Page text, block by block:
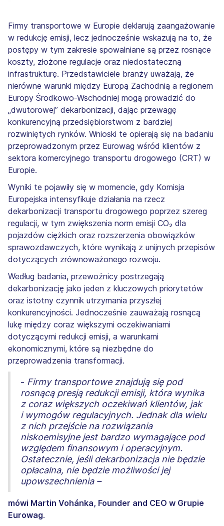
Firmy transportowe w Europie deklarują zaangażowanie
w redukcję emisji, lecz jednocześnie wskazują na to, że
postępy w tym zakresie spowalniane są przez rosnące
koszty, złożone regulacje oraz niedostateczną
infrastrukturę. Przedstawiciele branży uważają, że
nierówne warunki między Europą Zachodnią a regionem
Europy Środkowo-Wschodniej mogą prowadzić do
„dwutorowej” dekarbonizacji, dając przewagę
konkurencyjną przedsiębiorstwom z bardziej
rozwiniętych rynków. Wnioski te opierają się na badaniu
przeprowadzonym przez Eurowag wśród klientów z
sektora komercyjnego transportu drogowego (CRT) w
Europie.
Wyniki te pojawiły się w momencie, gdy Komisja
Europejska intensyfikuje działania na rzecz
dekarbonizacji transportu drogowego poprzez szereg
regulacji, w tym zwiększenia norm emisji CO₂ dla
pojazdów ciężkich oraz rozszerzenia obowiązków
sprawozdawczych, które wynikają z unijnych przepisów
dotyczących zrównoważonego rozwoju.
Według badania, przewoźnicy postrzegają
dekarbonizację jako jeden z kluczowych priorytetów
oraz istotny czynnik utrzymania przyszłej
konkurencyjności. Jednocześnie zauważają rosnącą
lukę między coraz większymi oczekiwaniami
dotyczącymi redukcji emisji, a warunkami
ekonomicznymi, które są niezbędne do
przeprowadzenia transformacji.
- Firmy transportowe znajdują się pod
rosnącą presją redukcji emisji, która wynika
z coraz większych oczekiwań klientów, jak
i wymogów regulacyjnych. Jednak dla wielu
z nich przejście na rozwiązania
niskoemisyjne jest bardzo wymagające pod
względem finansowym i operacyjnym.
Ostatecznie, jeśli dekarbonizacja nie będzie
opłacalna, nie będzie możliwości jej
upowszechnienia –
mówi Martin Vohánka, Founder and CEO w Grupie
Eurowag.